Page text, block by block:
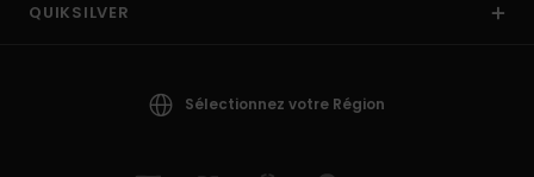
QUIKSILVER
Sélectionnez votre Région